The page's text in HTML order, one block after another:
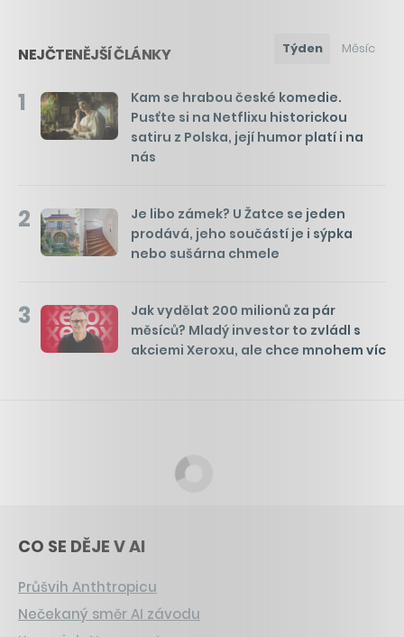
NEJČTENĚJŠÍ ČLÁNKY Týden Měsíc
1
Kam se hrabou české komedie.
Pusťte si na Netflixu historickou
satiru z Polska, její humor platí i na
nás
2
Je libo zámek? U Žatce se jeden
prodává, jeho součástí je i sýpka
nebo sušárna chmele
3
Jak vydělat 200 milionů za pár
měsíců? Mladý investor to zvládl s
akciemi Xeroxu, ale chce mnohem víc
CO SE DĚJE V AI
Průšvih Anthtropicu
Nečekaný směr AI závodu